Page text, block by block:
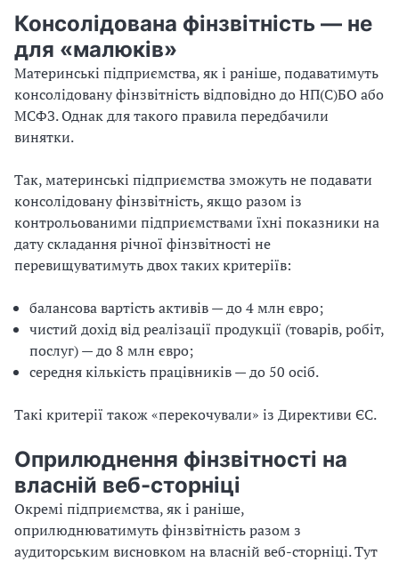
Консолідована фінзвітність — не
для «малюків»
Материнські підприємства, як і раніше, подаватимуть
консолідовану фінзвітність відповідно до НП(С)БО або
МСФЗ. Однак для такого правила передбачили
винятки.
Так, материнські підприємства зможуть не подавати
консолідовану фінзвітність, якщо разом із
контрольованими підприємствами їхні показники на
дату складання річної фінзвітності не
перевищуватимуть двох таких критеріїв:
балансова вартість активів — до 4 млн євро;
чистий дохід від реалізації продукції (товарів, робіт,
послуг) — до 8 млн євро;
середня кількість працівників — до 50 осіб.
Такі критерії також «перекочували» із Директиви ЄС.
Оприлюднення фінзвітності на
власній веб-сторніці
Окремі підприємства, як і раніше,
оприлюднюватимуть фінзвітність разом з
аудиторським висновком на власній веб-сторніці. Тут